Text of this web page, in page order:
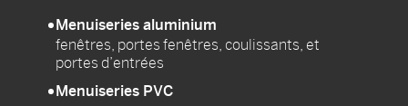
Menuiseries aluminium
fenêtres, portes fenêtres, coulissants, et
portes d’entrées
Menuiseries PVC